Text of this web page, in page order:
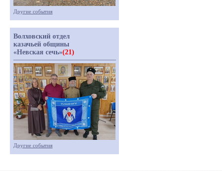
Другие события
Волховский отдел
казачьей общины
«Невская сечь»(21)
Другие события